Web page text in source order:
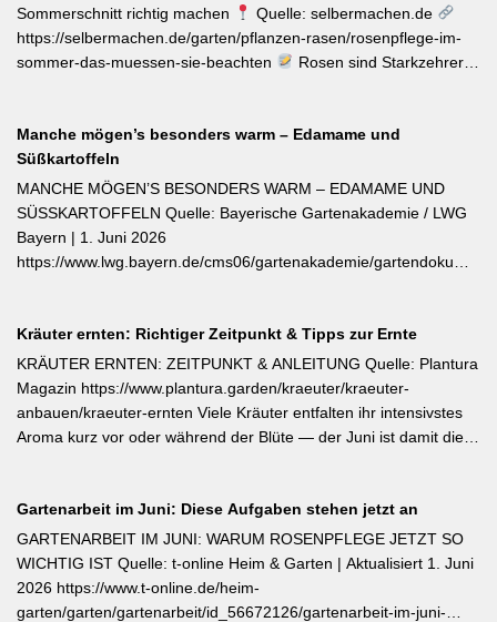
Sommerschnitt richtig machen
Quelle: selbermachen.de
https://selbermachen.de/garten/pflanzen-rasen/rosenpflege-im-
sommer-das-muessen-sie-beachten
Rosen sind Starkzehrer –
bis Mitte Juli abgeschlossen sein, damit sich die Pflanzen auf die
Überwinterung vorbereiten können. Der entscheidende Tipp für
öfterblühende Sorten: Verwelkte Blüten mit 2–3 Blattstielpaaren
darunter sofort abschneiden – das regt neue Knospen an und
verlängert die Blütezeit erheblich. [Thema-Tag: #Rosenpflege
#Pflanzenpflege #Gehölze]
Manche mögen’s besonders warm – Edamame und
Süßkartoffeln
MANCHE MÖGEN’S BESONDERS WARM – EDAMAME UND
SÜSSKARTOFFELN Quelle: Bayerische Gartenakademie / LWG
Bayern | 1. Juni 2026
https://www.lwg.bayern.de/cms06/gartenakademie/
ins Freiland. Edamame (Garten-Soja) kann direkt gesät oder
vorgezogen werden; Staffelsaaten sind bis Anfang Juli möglich,
die Ernte beginnt ab August. Süßkartoffeln sind ausschließlich als
Jungpflanzen erhältlich und benötigen Wärme, Sonne und einen
tiefen, durchlässigen Boden. Frisch geerntete Knollen müssen
Kräuter ernten: Richtiger Zeitpunkt & Tipps zur Ernte
KRÄUTER ERNTEN: ZEITPUNKT & ANLEITUNG Quelle: Plantura
Magazin https://www.plantura.garden/kraeuter/kraeuter-
anbauen/kraeuter-ernten Viele Kräuter entfalten ihr intensivstes
Aroma kurz vor oder während der Blüte — der Juni ist damit die
Abtrocknen des Taus, bevor die Mittagshitze ätherische Öle
verflüchtigt. Beim Schnitt empfehlen sich ganze Triebspitzen statt
einzelner Blätter — das fördert buschigen Neuaustrieb und
ermöglicht weitere Ernten im Sommer. Für die Trocknung werden
Büschel kopfüber an einem schattigen, luftigen Ort aufgehängt
Gartenarbeit im Juni: Diese Aufgaben stehen jetzt an
GARTENARBEIT IM JUNI: WARUM ROSENPFLEGE JETZT SO
WICHTIG IST Quelle: t-online Heim & Garten | Aktualisiert 1. Juni
2026 https://www.t-online.de/heim-
garten/garten/gartenarbeit/id_56672126/gartenarbeit-im-juni-